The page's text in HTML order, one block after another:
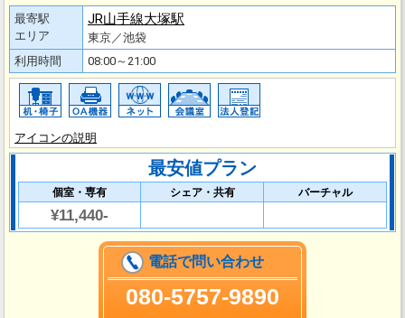
最寄駅
エリア
JR山手線大塚駅
東京／池袋
利用時間
08:00～21:00
アイコンの説明
最安値プラン
個室・専有 シェア・共有 バーチャル
¥11,440-
電話で問い合わせ
080-5757-9890